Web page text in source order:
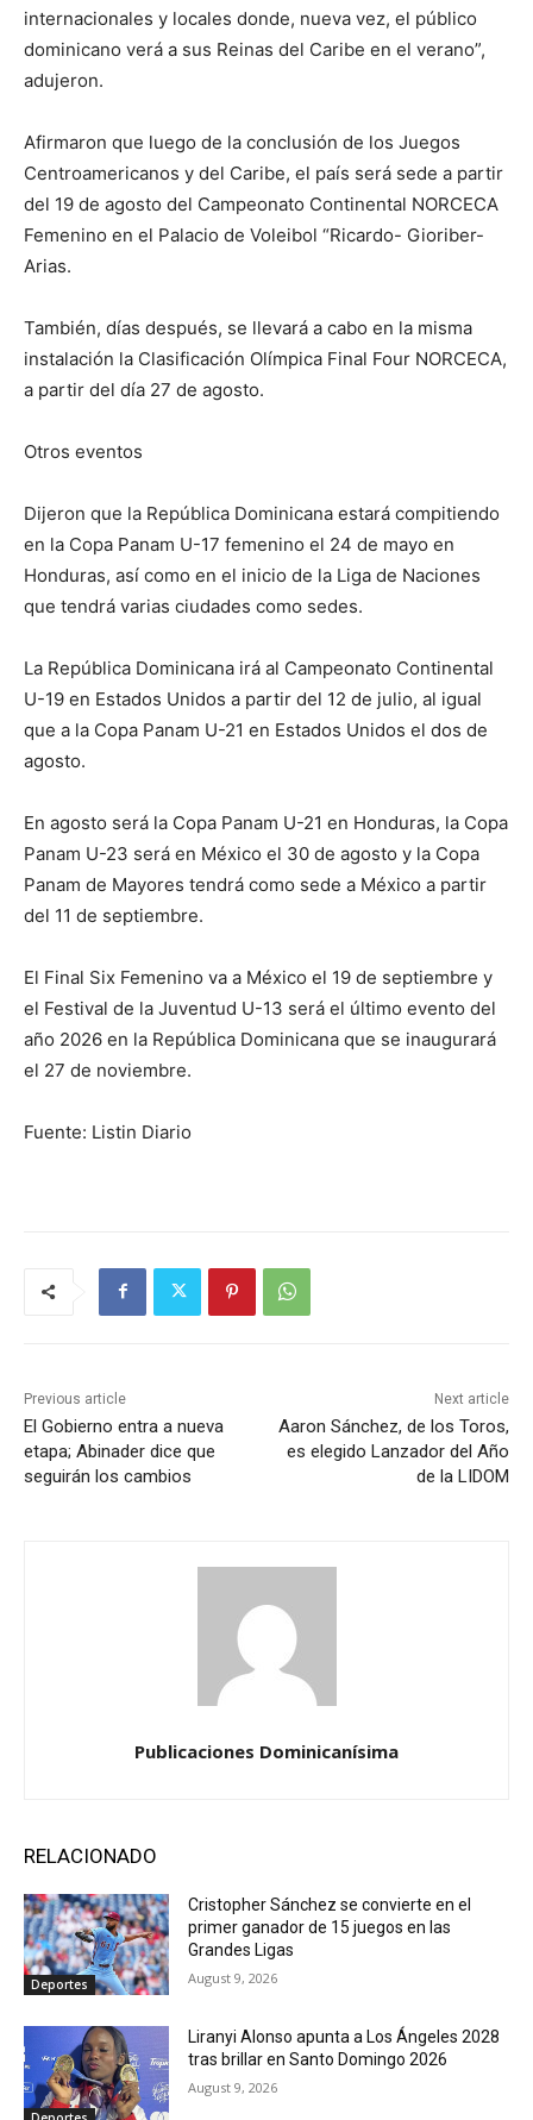
internacionales y locales donde, nueva vez, el público
dominicano verá a sus Reinas del Caribe en el verano”,
adujeron.
Afirmaron que luego de la conclusión de los Juegos
Centroamericanos y del Caribe, el país será sede a partir
del 19 de agosto del Campeonato Continental NORCECA
Femenino en el Palacio de Voleibol “Ricardo- Gioriber-
Arias.
También, días después, se llevará a cabo en la misma
instalación la Clasificación Olímpica Final Four NORCECA,
a partir del día 27 de agosto.
Otros eventos
Dijeron que la República Dominicana estará compitiendo
en la Copa Panam U-17 femenino el 24 de mayo en
Honduras, así como en el inicio de la Liga de Naciones
que tendrá varias ciudades como sedes.
La República Dominicana irá al Campeonato Continental
U-19 en Estados Unidos a partir del 12 de julio, al igual
que a la Copa Panam U-21 en Estados Unidos el dos de
agosto.
En agosto será la Copa Panam U-21 en Honduras, la Copa
Panam U-23 será en México el 30 de agosto y la Copa
Panam de Mayores tendrá como sede a México a partir
del 11 de septiembre.
El Final Six Femenino va a México el 19 de septiembre y
el Festival de la Juventud U-13 será el último evento del
año 2026 en la República Dominicana que se inaugurará
el 27 de noviembre.
Fuente: Listin Diario
Previous article
El Gobierno entra a nueva
etapa; Abinader dice que
seguirán los cambios
Next article
Aaron Sánchez, de los Toros,
es elegido Lanzador del Año
de la LIDOM
Publicaciones Dominicanísima
RELACIONADO
Deportes
Cristopher Sánchez se convierte en el
primer ganador de 15 juegos en las
Grandes Ligas
August 9, 2026
Liranyi Alonso apunta a Los Ángeles 2028
tras brillar en Santo Domingo 2026
August 9, 2026